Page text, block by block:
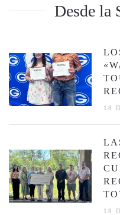
Desde la
18
18